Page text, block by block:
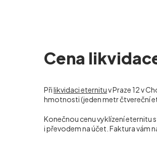
Cena
Přilikvidaci eternituv Praze 12 v
hmotnosti (jeden metr čtvereční
Konečnou cenu vyklízení eternitu
i převodem na účet. Faktura vám